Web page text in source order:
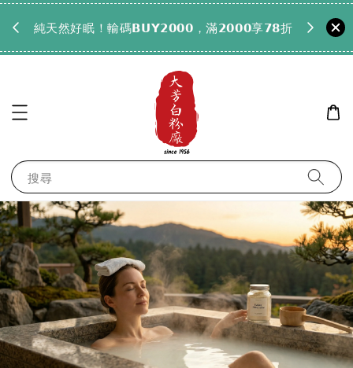
純天然好眠！輸碼𝗕𝗨𝗬𝟮𝟬𝟬𝟬，滿𝟮𝟬𝟬𝟬享𝟳𝟴折
搜尋